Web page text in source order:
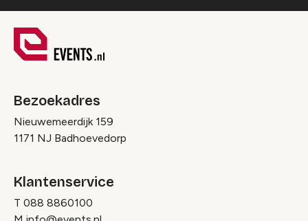
Bezoekadres
Nieuwemeerdijk 159
1171 NJ Badhoevedorp
Klantenservice
T 088 8860100